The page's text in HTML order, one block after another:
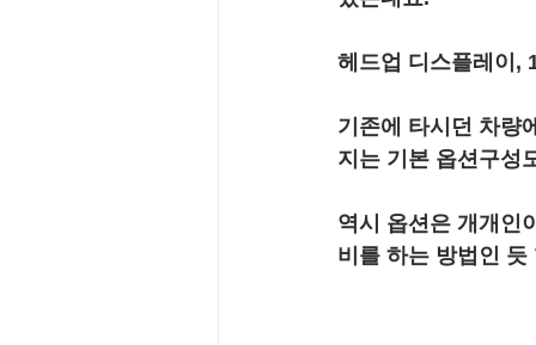
헤드업 디스플레이,
기존에 타시던 차량
지는 기본 옵션구성
역시 옵션은 개개인
비를 하는 방법인 듯